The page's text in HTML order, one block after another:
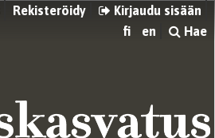
Rekisteröidy
Kirjaudu sisään
fi
en Hae